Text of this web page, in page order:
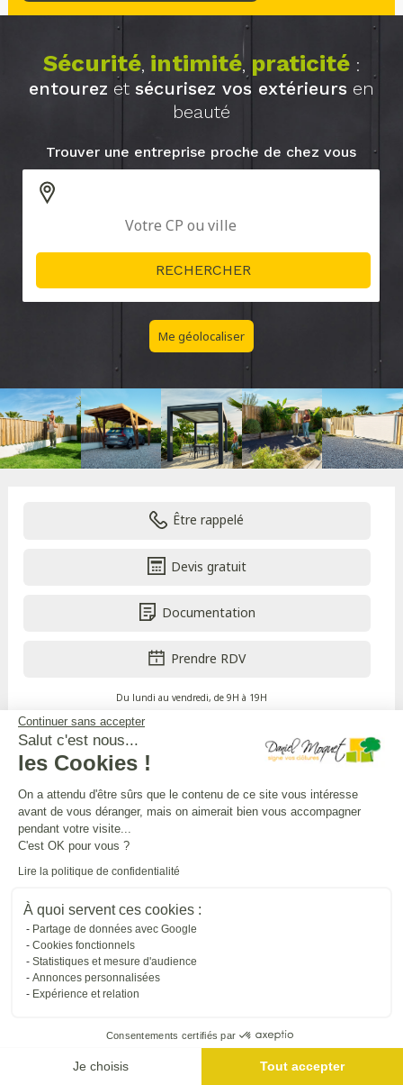
Continuer sans accepter
Salut c'est nous...
les Cookies !
On a attendu d'être sûrs que le contenu de ce site vous intéresse
avant de vous déranger, mais on aimerait bien vous accompagner
pendant votre visite...
C'est OK pour vous ?
Lire la politique de confidentialité
À quoi servent ces cookies :
Partage de données avec Google
Cookies fonctionnels
Statistiques et mesure d'audience
Annonces personnalisées
Expérience et relation
Consentements certifiés par
Je choisis Tout accepter
Sécurité, intimité, praticité:
entourez et sécurisez vos extérieurs en
beauté
Trouver une entreprise proche de chez vous
Me géolocaliser
Être rappelé
Devis gratuit
Documentation
Prendre RDV
Du lundi au vendredi, de 9H à 19H
APPEL GRATUIT DEPUIS UN POSTE FIXE
DANIEL MOQUET CLÔTURES
L'UNIVERS DANIEL MOQUET
Tous nos sites internet